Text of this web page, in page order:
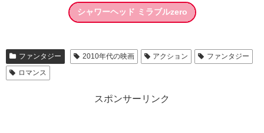
シャワーヘッド ミラブルzero
ファンタジー 2010年代の映画 アクション
ファンタジー
ロマンス
スポンサーリンク